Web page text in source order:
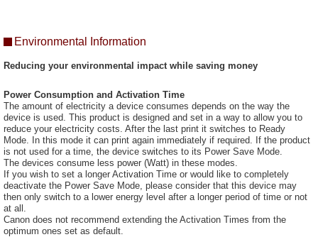
Environmental Information
Reducing your environmental impact while saving money
Power Consumption and Activation Time
The amount of electricity a device consumes depends on the way the
device is used. This product is designed and set in a way to allow you to
reduce your electricity costs. After the last print it switches to Ready
Mode. In this mode it can print again immediately if required. If the product
is not used for a time, the device switches to its Power Save Mode.
The devices consume less power (Watt) in these modes.
If you wish to set a longer Activation Time or would like to completely
deactivate the Power Save Mode, please consider that this device may
then only switch to a lower energy level after a longer period of time or not
at all.
Canon does not recommend extending the Activation Times from the
optimum ones set as default.